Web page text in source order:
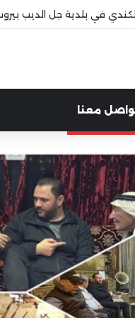
في بلدية جل الديب
معنا